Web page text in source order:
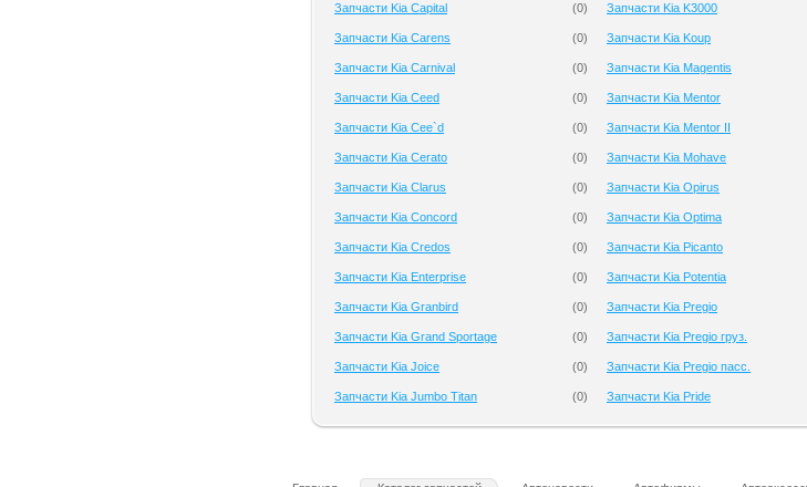
Запчасти Kia Capital (0)
Запчасти Kia Carens (0)
Запчасти Kia Carnival (0)
Запчасти Kia Ceed (0)
Запчасти Kia Cee`d (0)
Запчасти Kia Cerato (0)
Запчасти Kia Clarus (0)
Запчасти Kia Concord (0)
Запчасти Kia Credos (0)
Запчасти Kia Enterprise (0)
Запчасти Kia Granbird (0)
Запчасти Kia Grand Sportage (0)
Запчасти Kia Joice (0)
Запчасти Kia Jumbo Titan (0)
Запчасти Kia K3000
Запчасти Kia Koup
Запчасти Kia Magentis
Запчасти Kia Mentor
Запчасти Kia Mentor II
Запчасти Kia Mohave
Запчасти Kia Opirus
Запчасти Kia Optima
Запчасти Kia Picanto
Запчасти Kia Potentia
Запчасти Kia Pregio
Запчасти Kia Pregio груз.
Запчасти Kia Pregio пасс.
Запчасти Kia Pride